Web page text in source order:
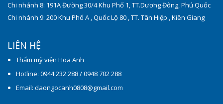
Chi nhánh 8: 191A Đường 30/4 Khu Phố 1, TT.Dương Đông, Phú Quốc
Chi nhánh 9: 200 Khu Phố A , Quốc Lộ 80 , TT. Tân Hiệp , Kiên Giang
LIÊN HỆ
Thẩm mỹ viện Hoa Anh
Hotline: 0944 232 288 / 0948 702 288
Email: daongocanh0808@gmail.com